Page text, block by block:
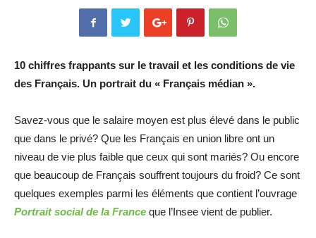
10 chiffres frappants sur le travail et les conditions de vie
des Français. Un portrait du « Français médian ».
Savez-vous que le salaire moyen est plus élevé dans le public
que dans le privé? Que les Français en union libre ont un
niveau de vie plus faible que ceux qui sont mariés? Ou encore
que beaucoup de Français souffrent toujours du froid? Ce sont
quelques exemples parmi les éléments que contient l’ouvrage
Portrait social de la France que l’Insee vient de publier.